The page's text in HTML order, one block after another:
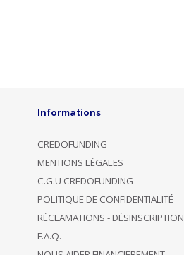
Informations
CREDOFUNDING
MENTIONS LÉGALES
C.G.U CREDOFUNDING
POLITIQUE DE CONFIDENTIALITÉ
RÉCLAMATIONS - DÉSINSCRIPTION
F.A.Q.